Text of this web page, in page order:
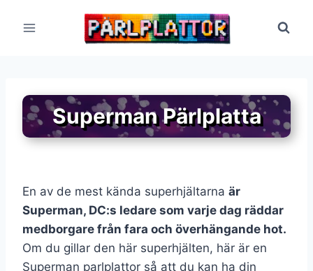
Superman Pärlplatta
En av de mest kända superhjältarna är
Superman, DC:s ledare som varje dag räddar
medborgare från fara och överhängande hot.
Om du gillar den här superhjälten, här är en
Superman parlplattor så att du kan ha din